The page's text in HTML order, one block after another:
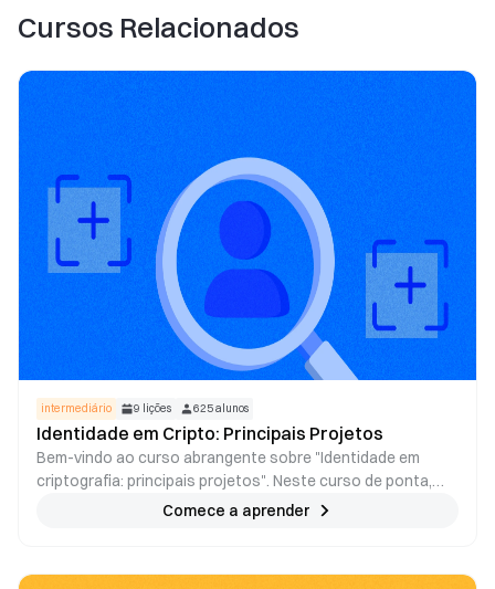
Cursos Relacionados
intermediário 9 lições 625alunos
Identidade em Cripto: Principais Projetos
Bem-vindo ao curso abrangente sobre "Identidade em
criptografia: principais projetos". Neste curso de ponta,
embarcaremos em uma jornada para explorar o fascinante
blockchain e aplicações descentralizadas, a importância
Comece a aprender